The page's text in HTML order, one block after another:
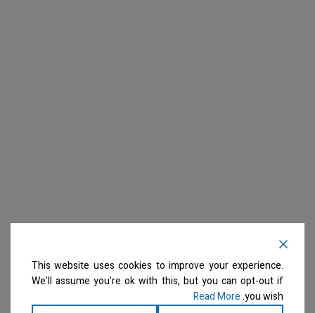
This website uses cookies to improve your experience.
We'll assume you're ok with this, but you can opt-out if
you wish.
Read More